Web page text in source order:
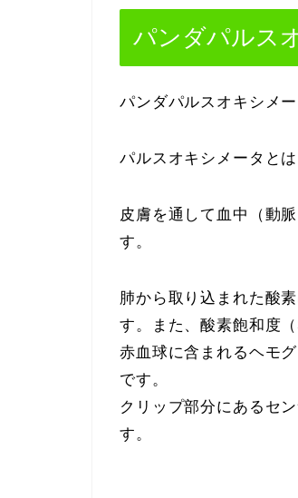
パンダパルス
パンダパルスオキシメ
パルスオキシメータとは
皮膚を通して血中（動
す。
肺から取り込まれた酸
す。また、酸素飽和度
赤血球に含まれるヘモ
です。
クリップ部分にあるセ
す。